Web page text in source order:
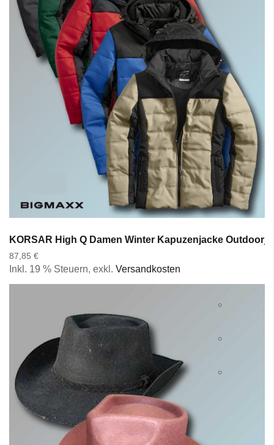
KORSAR High Q Damen Winter Kapuzenjacke
87,85 €
Inkl. 19 % Steuern, exkl. Versandkosten